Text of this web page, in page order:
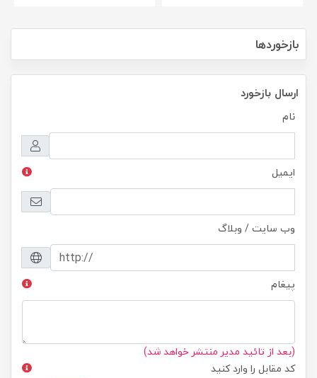
بازخوردها
ارسال بازخورد
نام
ایمیل
وب سایت / وبلاگ
پیغام
(بعد از تائید مدیر منتشر خواهد شد)
کد مقابل را وارد کنید